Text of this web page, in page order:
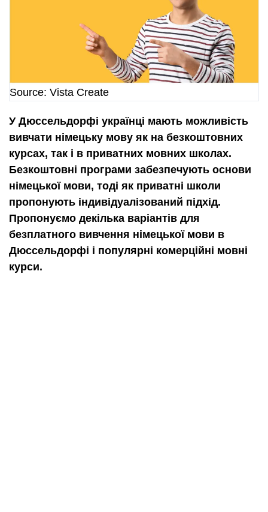
Source: Vista Create
У Дюссельдорфі українці мають можливість
вивчати німецьку мову як на безкоштовних
курсах, так і в приватних мовних школах.
Безкоштовні програми забезпечують основи
німецької мови, тоді як приватні школи
пропонують індивідуалізований підхід.
Пропонуємо декілька варіантів для
безплатного вивчення німецької мови в
Дюссельдорфі і популярні комерційні мовні
курси.